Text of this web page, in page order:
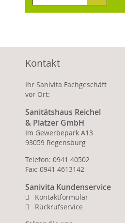
Kontakt
Ihr Sanivita Fachgeschäft
vor Ort:
Sanitätshaus Reichel
& Platzer GmbH
Im Gewerbepark A13
93059 Regensburg
Telefon: 0941 40502
Fax: 0941 4613142
Sanivita Kundenservice
Kontaktformular
Rückrufservice